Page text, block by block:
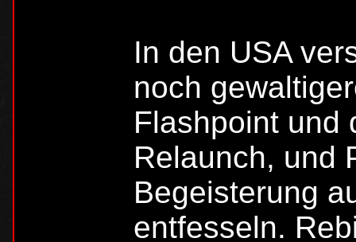
In den USA
noch
Flashpoint und
Relaunch, und
Begeisterung
entfesseln.